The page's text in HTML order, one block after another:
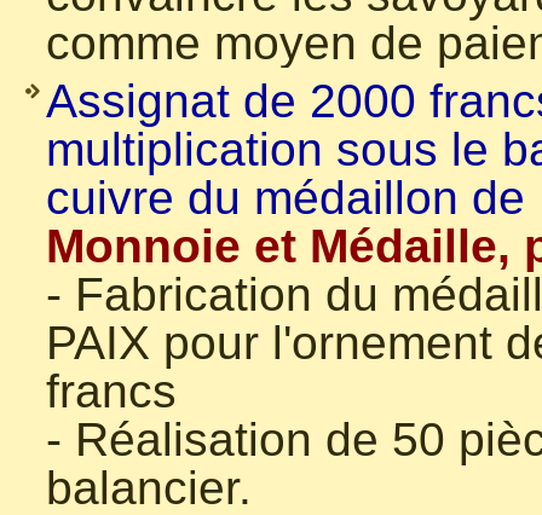
comme moyen de
Assignat de 2000
multiplication sous le
cuivre du médaillon de
Monnoie et Médaille,
- Fabrication du
PAIX pour l'ornement
francs
- Réalisation de 50
balancier.